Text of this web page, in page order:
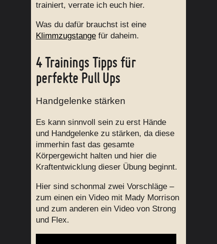
trainiert, verrate ich euch hier.
Was du dafür brauchst ist eine
Klimmzugstange für daheim.
4 Trainings Tipps für
perfekte Pull Ups
Handgelenke stärken
Es kann sinnvoll sein zu erst Hände
und Handgelenke zu stärken, da diese
immerhin fast das gesamte
Körpergewicht halten und hier die
Kraftentwicklung dieser Übung beginnt.
Hier sind schonmal zwei Vorschläge –
zum einen ein Video mit Mady Morrison
und zum anderen ein Video von Strong
und Flex.